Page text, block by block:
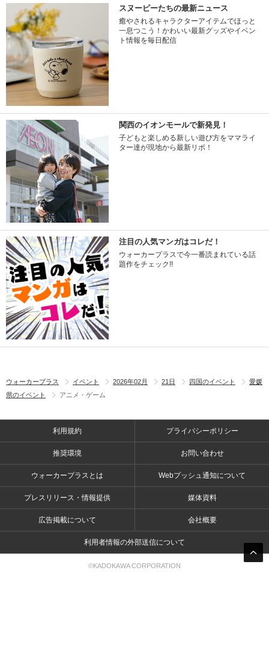
スヌーピーたちの最新ニュース
癒やされるキャラクターアイテムでほっと
一息つこう！かわいい最新グッズやイベン
ト情報を毎日配信
関西のイオンモールで新発見！
子どもと楽しめる新しい遊び方をママライ
ター達が現地から最新リポ！
注目の人気マンガはコレだ！
ウォーカープラスで今一番読まれている話
題作をチェック!!
ウォーカープラス イベント 2026年02月 21日 四国のイベント
愛媛
県のイベント
アニメ・ゲーム
利用規約 プライバシーポリシー
推奨環境 お問い合わせ
ウォーカープラスとは Webプッシュ通知について
プレスリリース・情報提供 媒体資料
広告掲載について 会社概要
利用者情報の外部送信について
©KADOKAWA CORPORATION